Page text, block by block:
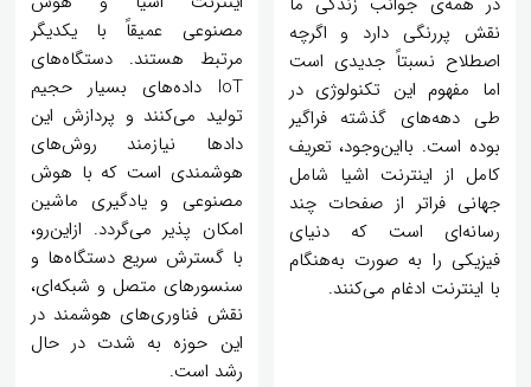
نقش پررنگی دارد و اگرچه
اصطلاح نسبتاً جدیدی است
اما مفهوم این تکنولوژی در
طی دهه‌های گذشته فراگیر
بوده است. بااین‌وجود، تعریف
کامل از اینترنت اشیا شامل
جهانی فراتر از صفحات چند
رسانه‌ای است که دنیای
فیزیکی را به صورت به‌هنگام
با اینترنت ادغام می‌کنند.
مصنوعی عمیقاً با یکدیگر
مرتبط هستند. دستگاه‌های
IoT داده‌های بسیار حجیم
تولید می‌کنند و پردازش این
دادها نیازمند روش‌های
هوشمندی است که با هوش
مصنوعی و یادگیری ماشین
امکان پذیر می‌گردد. ازاین‌رو،
با گسترش سریع دستگاه‌ها و
سنسورهای متصل و شبکه‌ای،
نقش فناوری‌های هوشمند در
این حوزه به شدت در حال
رشد است.